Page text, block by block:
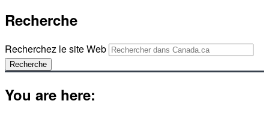
Recherche
Recherchez le site Web
Recherche
You are here: